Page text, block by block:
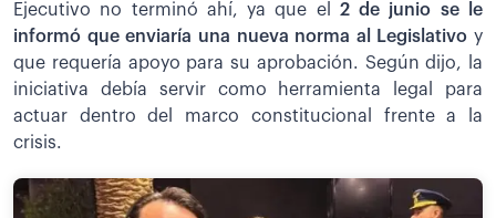
Ejecutivo no terminó ahí, ya que el 2 de junio se le
informó que enviaría una nueva norma al Legislativo y
que requería apoyo para su aprobación. Según dijo, la
iniciativa debía servir como herramienta legal para
actuar dentro del marco constitucional frente a la
crisis.